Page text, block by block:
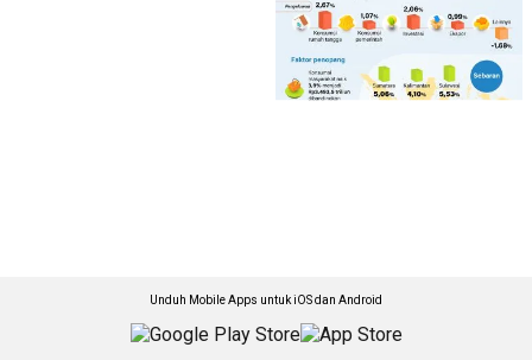
Unduh Mobile Apps untuk iOS dan Android